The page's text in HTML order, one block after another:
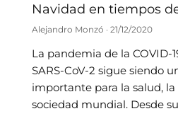
Navidad en tiempos
Alejandro Monzó 21/12/2020
La pandemia de la COVID-
SARS-CoV-2 sigue siendo
importante para la salud,
sociedad mundial. Desde su